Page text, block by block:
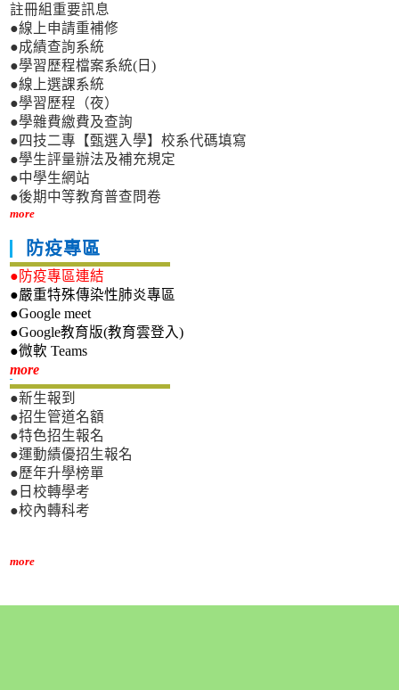
註冊組重要訊息
●線上申請重補修
●成績查詢系統
●學習歷程檔案系統(日)
●線上選課系統
●學習歷程（夜）
●學雜費繳費及查詢
●四技二專【甄選入學】校系代碼填寫
●學生評量辦法及補充規定
●中學生網站
●後期中等教育普查問卷
more
防疫專區
●防疫專區連結
●嚴重特殊傳染性肺炎專區
●Google meet
●Google教育版(教育雲登入)
●微軟 Teams
more新生專區
●新生報到
●招生管道名額
●特色招生報名
●運動績優招生報名
●歷年升學榜單
●日校轉學考
●校內轉科考
more